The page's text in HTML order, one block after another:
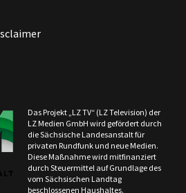
Das Projekt „LZ TV“ (LZ Television) der
LZ Medien GmbH wird gefördert durch
die Sächsische Landesanstalt für
privaten Rundfunk und neue Medien.
Diese Maßnahme wird mitfinanziert
durch Steuermittel auf Grundlage des
vom Sächsischen Landtag
beschlossenen Haushaltes.